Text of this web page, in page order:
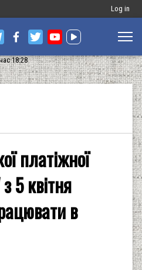
Меню
запису
Log in
18:28
платіжної
5 квітня
в